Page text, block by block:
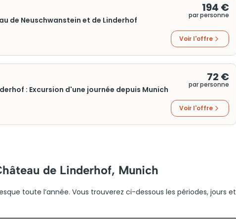
de Neuschwanstein et de Linderhof
194 €
par personne
Voir l'offre
: Excursion d'une journée depuis Munich
72 €
par personne
Voir l'offre
de Linderhof, Munich
toute l’année. Vous trouverez ci-dessous les périodes, jours et